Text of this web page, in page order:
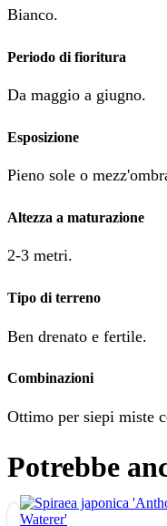
Bianco.
Periodo di fioritura
Da maggio a giugno.
Esposizione
Pieno sole o
Altezza a maturazione
2-3 metri.
Tipo di terreno
Ben drenato e fertile.
Combinazioni
Ottimo per siepi miste
Potrebbe